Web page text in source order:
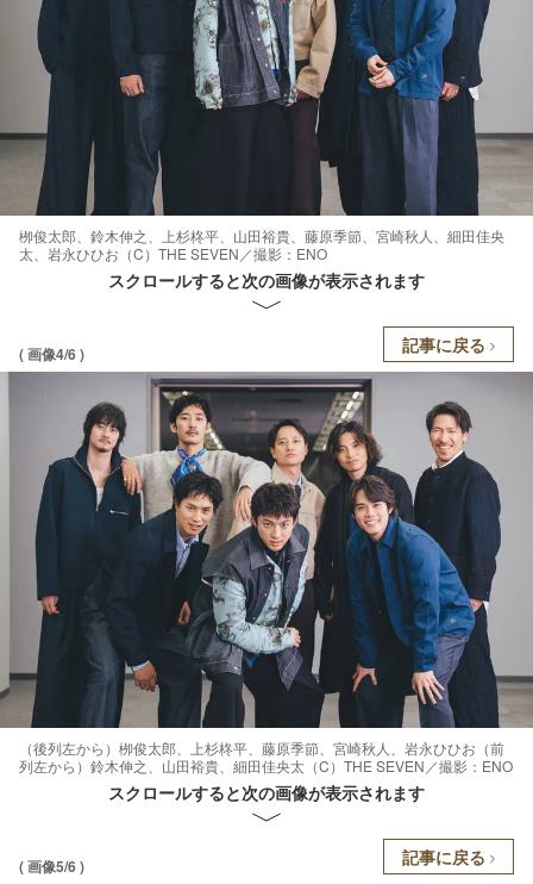
栁俊太郎、鈴木伸之、上杉柊平、山田裕貴、藤原季節、宮崎秋人、細田佳央
太、岩永ひひお（C）THE SEVEN／撮影：ENO
スクロールすると次の画像が表示されます
( 画像4/6 ) 記事に戻る
（後列左から）栁俊太郎、上杉柊平、藤原季節、宮崎秋人、岩永ひひお（前
列左から）鈴木伸之、山田裕貴、細田佳央太（C）THE SEVEN／撮影：ENO
スクロールすると次の画像が表示されます
( 画像5/6 ) 記事に戻る